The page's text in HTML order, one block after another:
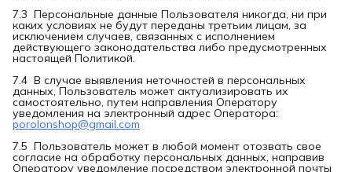
7.3 Персональные данные Пользователя никогда, ни при
каких условиях не будут переданы третьим лицам, за
исключением случаев, связанных с исполнением
действующего законодательства либо предусмотренных
настоящей Политикой.
7.4 В случае выявления неточностей в персональных
данных, Пользователь может актуализировать их
самостоятельно, путем направления Оператору
уведомления на электронный адрес Оператора:
porolonshop@gmail.com
7.5 Пользователь может в любой момент отозвать свое
согласие на обработку персональных данных, направив
Оператору уведомление посредством электронной почты